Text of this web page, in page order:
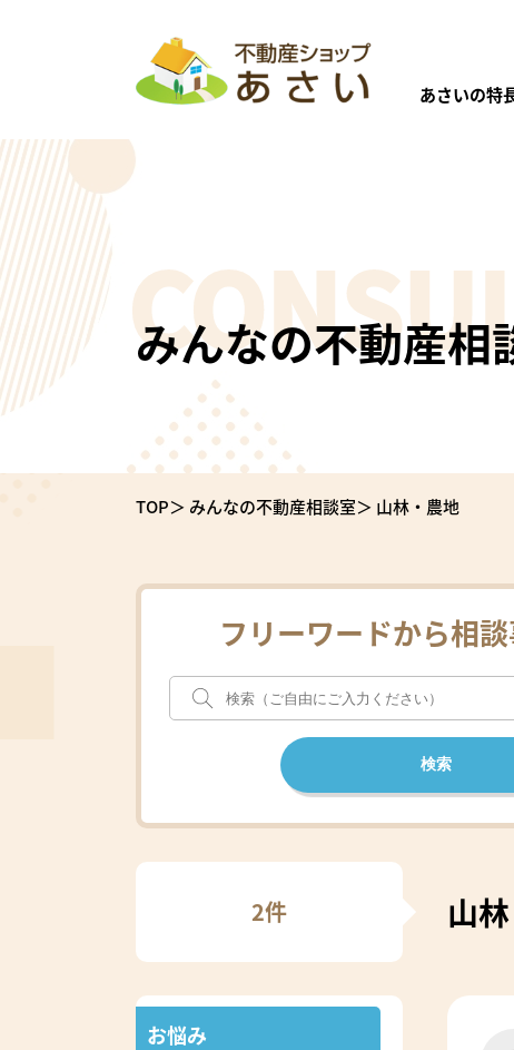
あさいの特
不動産売却
みんなの不動産相
TOP みんなの不動産相談室 山林・農地
フリーワードから相
・同じような疑問をお持ちの方にも読んでい
・早急なご質問は、電話にてお問い合わせく
2件 山
お悩み